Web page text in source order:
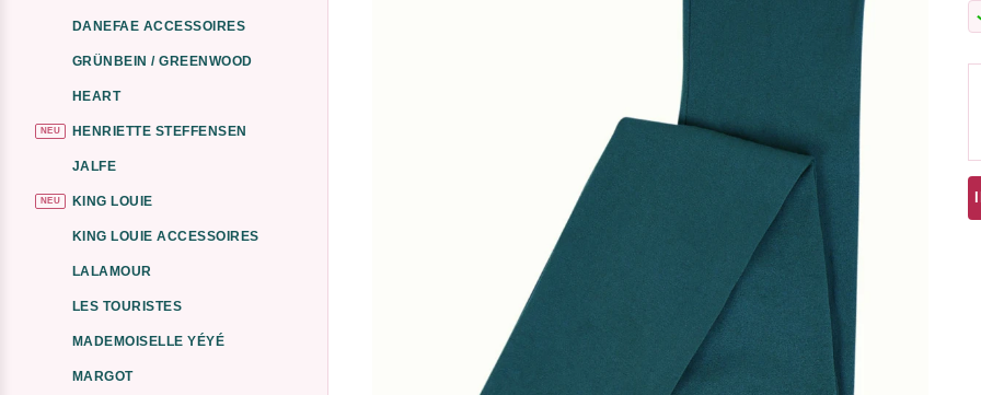
DANEFAE ACCESSOIRES
GRÜNBEIN / GREENWOOD
HEART
NEU HENRIETTE STEFFENSEN
JALFE
NEU KING LOUIE
KING LOUIE ACCESSOIRES
LALAMOUR
LES TOURISTES
MADEMOISELLE YÉYÉ
MARGOT